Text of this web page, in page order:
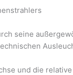
seine
und die